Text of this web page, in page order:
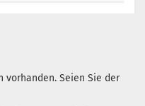
vorhanden. Seien Sie der